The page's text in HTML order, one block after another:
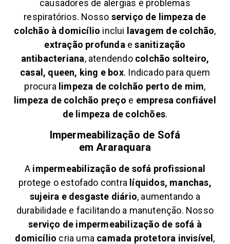
causadores de alergias e problemas
respiratórios. Nosso serviço de limpeza de
colchão à domicílio inclui lavagem de colchão,
extração profunda esanitização
antibacteriana, atendendo colchão solteiro,
casal, queen, king e box. Indicado para quem
procura limpeza de colchão perto de mim,
limpeza de colchão preço e empresa confiável
de limpeza de colchões.
Impermeabilização de Sofá
em Araraquara
A impermeabilização de sofá profissional
protege o estofado contra líquidos, manchas,
sujeira e desgaste diário, aumentando a
durabilidade e facilitando a manutenção. Nosso
serviço de impermeabilização de sofá à
domicílio cria uma camada protetora invisível,